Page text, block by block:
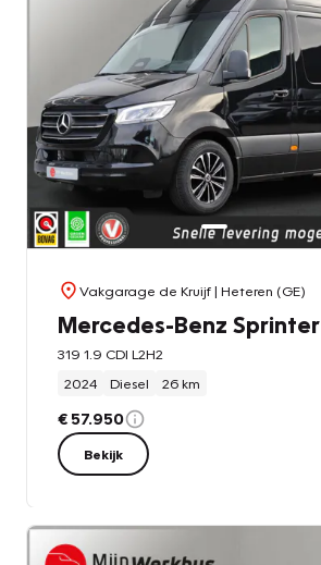
Vakgarage de Kruijf| Heteren (GE)
Mercedes-Benz Sprinter
319 1.9 CDI L2H2
2024
Diesel 26 km
€ 57.950
Bekijk